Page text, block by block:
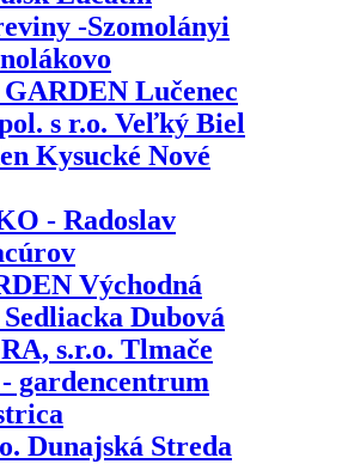
-Szomolányi
Lučenec
s r.o. Veľký Biel
Kysucké Nové
- Radoslav
Východná
Dubová
s.r.o. Tlmače
gardencentrum
Dunajská Streda